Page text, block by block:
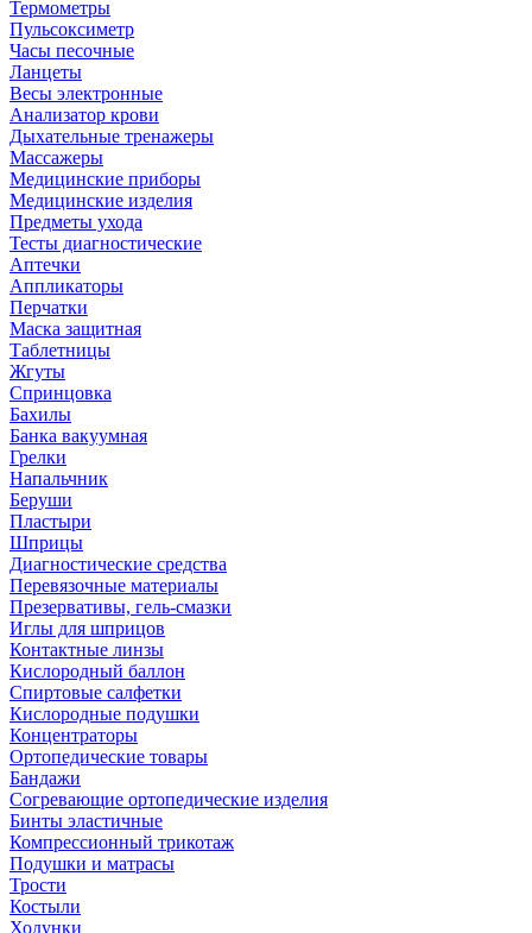
Термометры
Пульсоксиметр
Часы песочные
Ланцеты
Весы электронные
Анализатор крови
Дыхательные тренажеры
Массажеры
Медицинские приборы
Медицинские изделия
Предметы ухода
Тесты диагностические
Аптечки
Аппликаторы
Перчатки
Маска защитная
Таблетницы
Жгуты
Спринцовка
Бахилы
Банка вакуумная
Грелки
Напальчник
Беруши
Пластыри
Шприцы
Диагностические средства
Перевязочные материалы
Презервативы, гель-смазки
Иглы для шприцов
Контактные линзы
Кислородный баллон
Спиртовые салфетки
Кислородные подушки
Концентраторы
Ортопедические товары
Бандажи
Согревающие ортопедические изделия
Бинты эластичные
Компрессионный трикотаж
Подушки и матрасы
Трости
Костыли
Ходунки